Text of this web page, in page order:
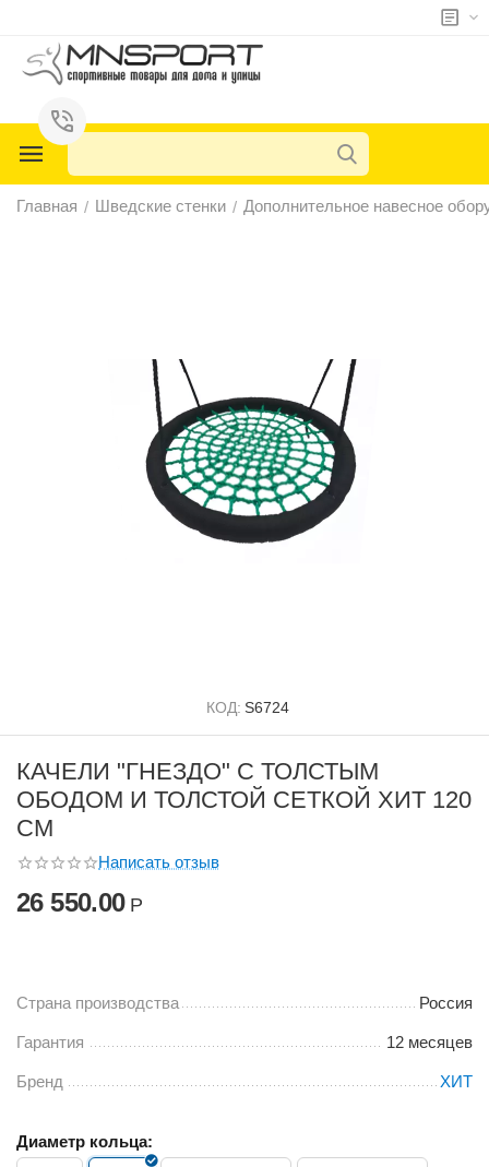
Главная / Шведские стенки / Дополнительное навесное
КОД: S6724
КАЧЕЛИ "ГНЕЗДО" С ТОЛСТЫМ
ОБОДОМ И ТОЛСТОЙ СЕТКОЙ ХИТ 120
СМ
Написать отзыв
26 550.00 Р
Страна производства Россия
Гарантия 12 месяцев
Бренд ХИТ
Диаметр кольца: